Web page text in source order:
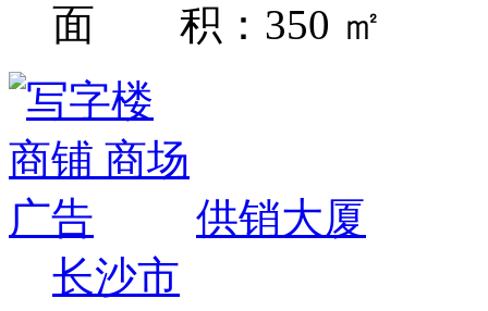
面 积：350 ㎡
供销大厦
长沙市